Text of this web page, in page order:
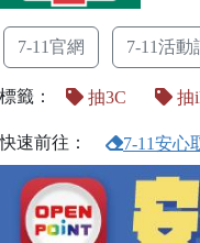
7-11官網 7-11活動
標籤： 抽3C 抽
快速前往： 7-11安心